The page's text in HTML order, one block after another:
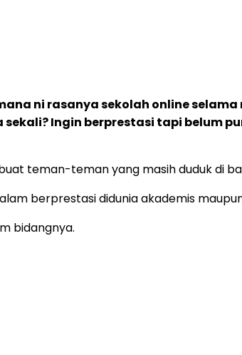
ni rasanya sekolah online
Ingin berprestasi tapi belum
teman-teman yang masih duduk di
berprestasi didunia akademis
bidangnya.